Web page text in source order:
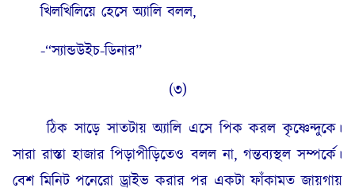
খিলখিলিয়ে হেসে অ্যালি বলল,
-“স্যান্ডউইচ-ডিনার”
(৩)
ঠিক সাড়ে সাতটায় অ্যালি এসে পিক করল কৃষ্ণেন্দুকে।
সারা রাস্তা হাজার পিড়াপীড়িতেও বলল না, গন্তব্যস্থল সম্পর্কে।
বেশ মিনিট পনেরো ড্রাইভ করার পর একটা ফাঁকামত জায়গায়